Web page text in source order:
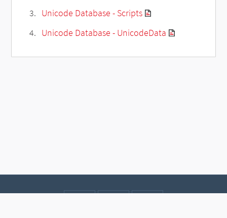
Unicode Database - Scripts
Unicode Database - UnicodeData